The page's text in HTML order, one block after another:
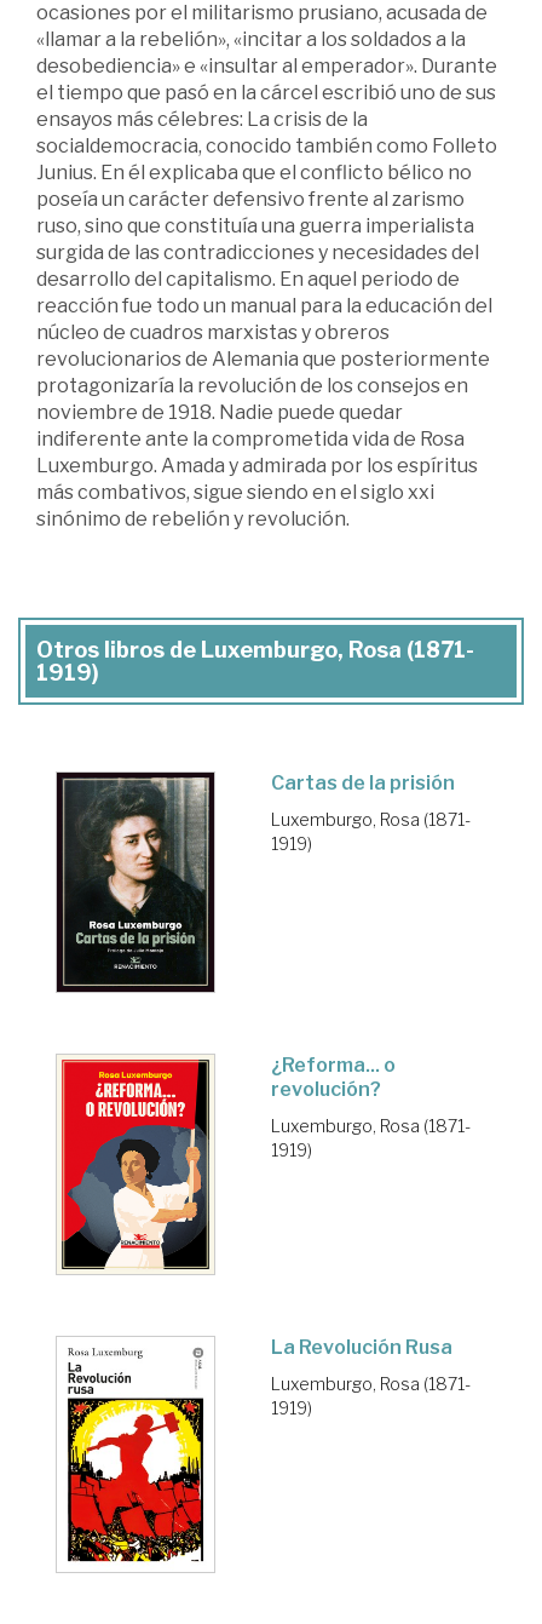
ocasiones por el militarismo prusiano, acusada de
«llamar a la rebelión», «incitar a los soldados a la
desobediencia» e «insultar al emperador». Durante
el tiempo que pasó en la cárcel escribió uno de sus
ensayos más célebres: La crisis de la
socialdemocracia, conocido también como Folleto
Junius. En él explicaba que el conflicto bélico no
poseía un carácter defensivo frente al zarismo
ruso, sino que constituía una guerra imperialista
surgida de las contradicciones y necesidades del
desarrollo del capitalismo. En aquel periodo de
reacción fue todo un manual para la educación del
núcleo de cuadros marxistas y obreros
revolucionarios de Alemania que posteriormente
protagonizaría la revolución de los consejos en
noviembre de 1918. Nadie puede quedar
indiferente ante la comprometida vida de Rosa
Luxemburgo. Amada y admirada por los espíritus
más combativos, sigue siendo en el siglo xxi
sinónimo de rebelión y revolución.
Otros libros de Luxemburgo, Rosa (1871-
1919)
Cartas de la prisión
Luxemburgo, Rosa (1871-
1919)
¿Reforma... o
revolución?
Luxemburgo, Rosa (1871-
1919)
La Revolución Rusa
Luxemburgo, Rosa (1871-
1919)